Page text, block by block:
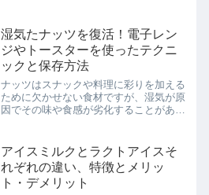
見です。
湿気たナッツを復活！電子レン
ジやトースターを使ったテクニ
ックと保存方法
ナッツはスナックや料理に彩りを加える
ために欠かせない食材ですが、湿気が原
因でその味や食感が劣化することがあり
か、その方法と保存のコツをご紹介しま
す。湿気たナッツの復活はで...
アイスミルクとラクトアイスそ
れぞれの違い、特徴とメリッ
ト・デメリット